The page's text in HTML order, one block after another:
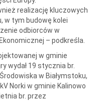
realizację kluczowych
w tym budowę kolei
odbiorców w
– podkreśla.
w gminie
wydał 19 stycznia br.
w Białymstoku,
Norki w gminie Kalinowo
br. przez